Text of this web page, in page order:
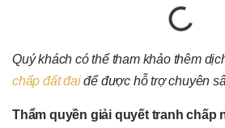
Quý khách có thể tham khảo thêm
chấp đất đaiđể được hỗ trợ chuyên
Thẩm quyền giải quyết tranh chấp